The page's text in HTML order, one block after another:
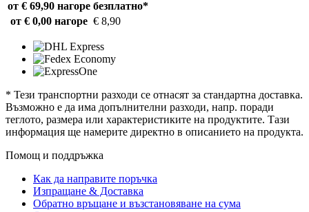
от € 69,90 нагоре безплатно*
от € 0,00 нагоре € 8,90
* Тези транспортни разходи се отнасят за стандартна доставка.
Възможно е да има допълнителни разходи, напр. поради
теглото, размера или характеристиките на продуктите. Тази
информация ще намерите директно в описанието на продукта.
Помощ и поддръжка
Как да направите поръчка
Изпращане & Доставка
Обратно връщане и възстановяване на сума